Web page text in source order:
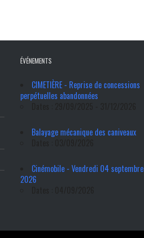
ÉVÉNEMENTS
CIMETIÈRE - Reprise de concessions
perpétuelles abandonnées
Balayage mécanique des caniveaux
Cinémobile - Vendredi 04 septembre
2026